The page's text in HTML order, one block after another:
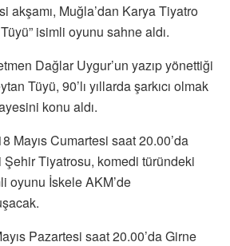
akşamı, Muğla’dan Karya Tiyatro
isimli oyunu sahne aldı.
Dağlar Uygur’un yazıp yönettiği
Tüyü, 90’lı yıllarda şarkıcı olmak
konu aldı.
Mayıs Cumartesi saat 20.00’da
Tiyatrosu, komedi türündeki
oyunu İskele AKM’de
Pazartesi saat 20.00’da Girne